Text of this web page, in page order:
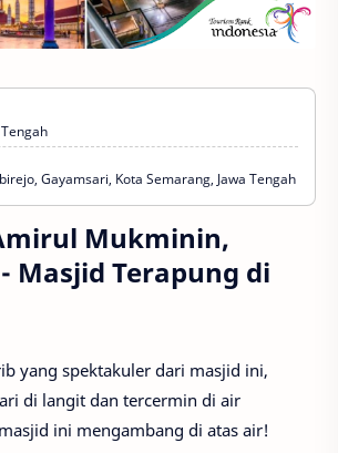
Gayamsari, Kota Semarang, Jawa Tengah
Mukminin,
Masjid Terapung di
yang spektakuler dari masjid ini,
di langit dan tercermin di air
ini mengambang di atas air!